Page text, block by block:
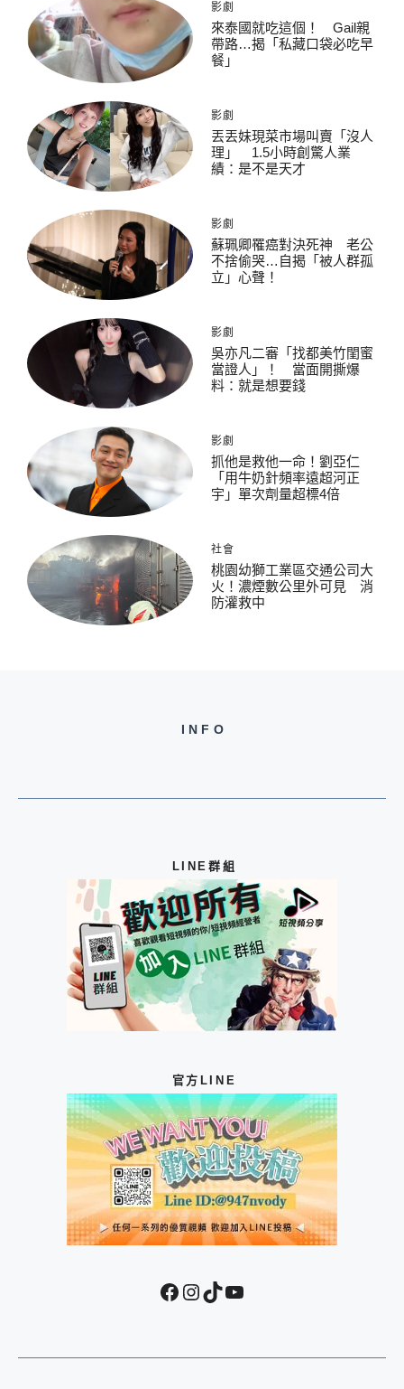
影劇
來泰國就吃這個！ Gail親
帶路…揭「私藏口袋必吃早
餐」
影劇
丟丟妹現菜市場叫賣「沒人
理」 1.5小時創驚人業
績：是不是天才
影劇
蘇珮卿罹癌對決死神 老公
不捨偷哭…自揭「被人群孤
立」心聲！
影劇
吳亦凡二審「找都美竹閨蜜
當證人」！ 當面開撕爆
料：就是想要錢
影劇
抓他是救他一命！劉亞仁
「用牛奶針頻率遠超河正
宇」單次劑量超標4倍
社會
桃園幼獅工業區交通公司大
火！濃煙數公里外可見 消
防灌救中
INFO
LINE群組
官方LINE
Facebook
Instagram
TikTokYouTube